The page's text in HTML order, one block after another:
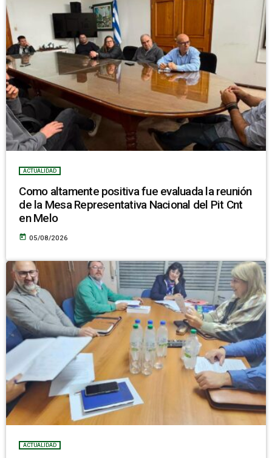
ACTUALIDAD
Como altamente positiva fue evaluada la reunión
de la Mesa Representativa Nacional del Pit Cnt
en Melo
today 05/08/2026
ACTUALIDAD